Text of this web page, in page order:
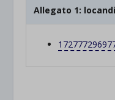
Allegato 1: